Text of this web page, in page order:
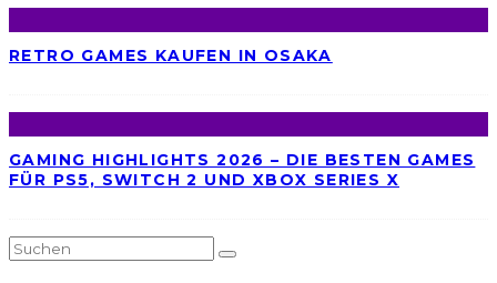
RETRO GAMES KAUFEN IN OSAKA
GAMING HIGHLIGHTS 2026 – DIE BESTEN GAMES
FÜR PS5, SWITCH 2 UND XBOX SERIES X